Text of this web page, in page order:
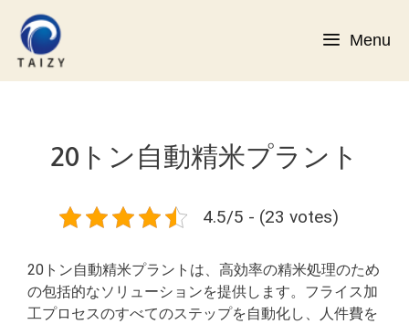
Menu
20トン自動精米プラント
4.5/5 - (23 votes)
20トン自動精米プラントは、高効率の精米処理のため
の包括的なソリューションを提供します。フライス加
工プロセスのすべてのステップを自動化し、人件費を